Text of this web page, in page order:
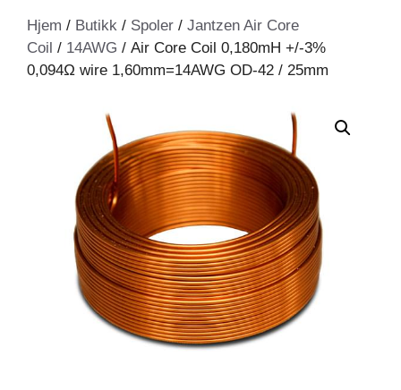
Hjem / Butikk / Spoler / Jantzen Air Core
Coil / 14AWG / Air Core Coil 0,180mH +/-3%
0,094Ω wire 1,60mm=14AWG OD-42 / 25mm